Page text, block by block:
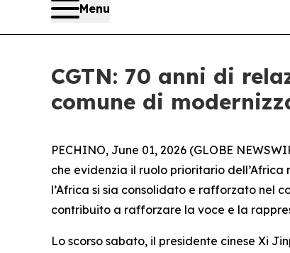
Menu
CGTN: 70 anni di
comune di
PECHINO, June 01, 2026 (GLOBE
che evidenzia il ruolo prioritario
l’Africa si sia consolidato e rafforzato nel
contribuito a rafforzare la voce e la
Lo scorso sabato, il presidente cinese Xi